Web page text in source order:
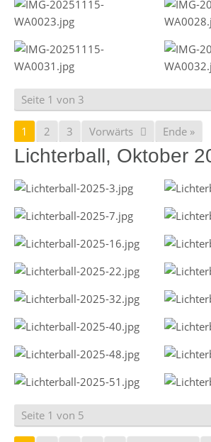
Seite 1 von 3
1 2 3 Vorwärts Ende »
Lichterball, Oktober
Seite 1 von 5